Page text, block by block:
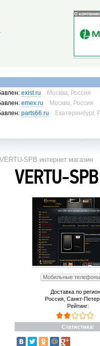
exist.ru
Москва, Россия
emex.ru
Москва, Россия
parts66.ru Екатеринбург,
SPB интернет магазин
VERTU-
Мобильные
Доставка по
Россия, Санкт-
Рейтинг:
Статистика: